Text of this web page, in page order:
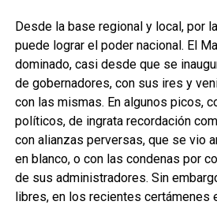
Desde la base regional y local, por
puede lograr el poder nacional. El
dominado, casi desde que se
de gobernadores, con sus ires y
con las mismas. En algunos picos,
políticos, de ingrata recordación
con alianzas perversas, que se vio
en blanco, o con las condenas por
de sus administradores. Sin
libres, en los recientes certámenes